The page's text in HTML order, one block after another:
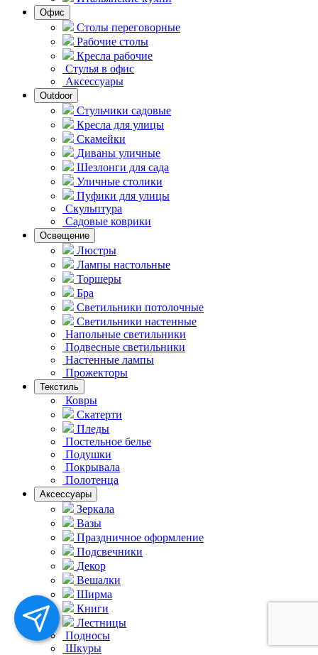
Офис
Столы переговорные
Рабочие столы
Кресла рабочие
Стулья в офис
Аксессуары
Outdoor
Стульчики садовые
Кресла для улицы
Скамейки
Диваны уличные
Шезлонги для сада
Уличные столики
Пуфики для улицы
Скульптура
Садовые коврики
Освещение
Люстры
Лампы настольные
Торшеры
Бра
Светильники потолочные
Светильники настенные
Напольные светильники
Подвесные светильники
Hастенные лампы
Прожекторы
Текстиль
Ковры
Скатерти
Пледы
Постельное белье
Подушки
Покрывала
Полотенца
Аксессуары
Зеркала
Вазы
Праздничное оформление
Подсвечники
Декор
Вешалки
Ширма
Книги
Лестницы
Подносы
Шкуры